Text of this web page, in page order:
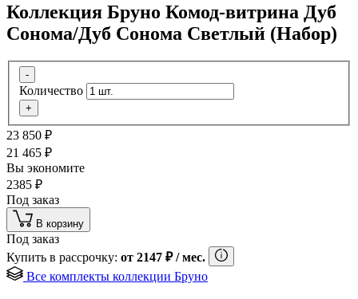
Коллекция Бруно Комод-витрина Дуб
Сонома/Дуб Сонома Светлый (Набор)
-
Количество
+
23 850 ₽
21 465 ₽
Вы экономите
2385 ₽
Под заказ
В корзину
Под заказ
Купить в рассрочку: от 2147 ₽/ мес.
Все комплекты коллекции Бруно